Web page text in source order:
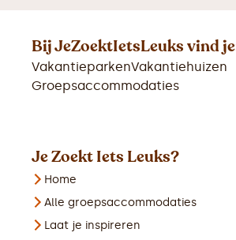
Bij JeZoektIetsLeuks vind
VakantieparkenVakantiehuizen
Groepsaccommodaties
Je Zoekt Iets Leuks?
Home
Alle groepsaccommodaties
Laat je inspireren